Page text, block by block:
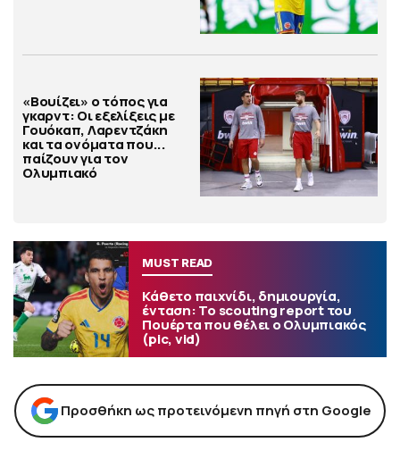
«Βουίζει» ο τόπος για
γκαρντ: Οι εξελίξεις με
Γουόκαπ, Λαρεντζάκη
και τα ονόματα που...
παίζουν για τον
Ολυμπιακό
MUST READ
Κάθετο παιχνίδι, δημιουργία,
ένταση: Το scouting report του
Πουέρτα που θέλει ο Ολυμπιακός
(pic, vid)
Προσθήκη ως προτεινόμενη πηγή στη Google